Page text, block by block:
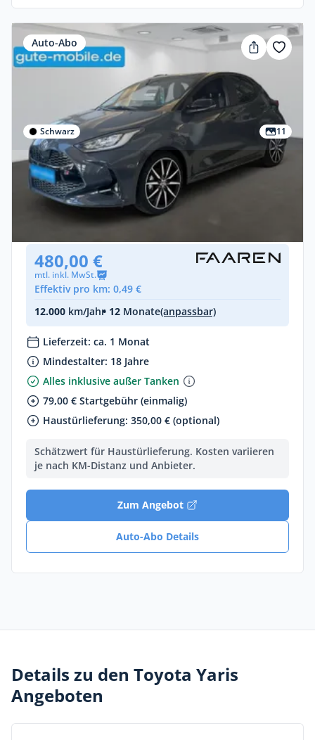
Auto-Abo
Schwarz 11
Privat & Gewerbe
Toyota Yaris GR SPORT
unknown •Automatik •
131 PS (96 kW)
Neuwagen
480,00 €
mtl. inkl. MwSt.
Effektiv pro km: 0,49 €
12.000 km/Jahr• 12 Monate(anpassbar)
Lieferzeit: ca. 1 Monat
Mindestalter: 18 Jahre
Alles inklusive außer Tanken
79,00 € Startgebühr (einmalig)
Haustürlieferung: 350,00 € (optional)
Schätzwert für Haustürlieferung. Kosten variieren
je nach KM-Distanz und Anbieter.
Zum Angebot
Auto-Abo Details
Details zu den Toyota Yaris
Angeboten